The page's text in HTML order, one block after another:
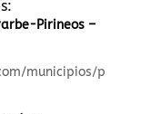
Pirineos –
municipios/p